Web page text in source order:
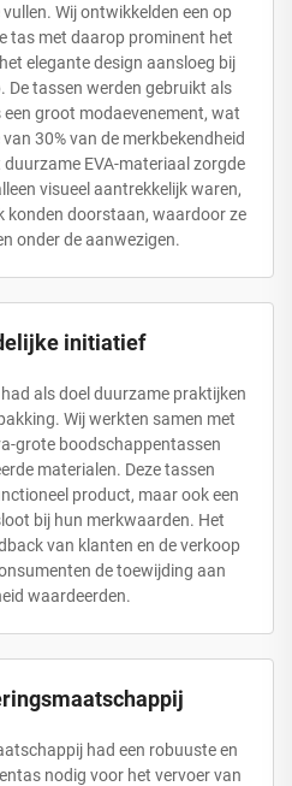
Wij ontwikkelden een op
tas met daarop prominent het
elegante design aansloeg bij
De tassen werden gebruikt als
groot modaevenement, wat
30% van de merkbekendheid
EVA-materiaal zorgde
visueel aantrekkelijk waren,
konden doorstaan, waardoor ze
onder de aanwezigen.
initiatief
als doel duurzame praktijken
Wij werkten samen met
grote boodschappentassen
materialen. Deze tassen
product, maar ook een
bij hun merkwaarden. Het
van klanten en de verkoop
de toewijding aan
waardeerden.
had een robuuste en
nodig voor het vervoer van